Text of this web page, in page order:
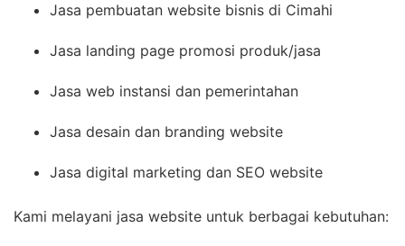
Jasa pembuatan website bisnis di Cimahi
Jasa landing page promosi produk/jasa
Jasa web instansi dan pemerintahan
Jasa desain dan branding website
Jasa digital marketing dan SEO website
Kami melayani jasa website untuk berbagai kebutuhan: